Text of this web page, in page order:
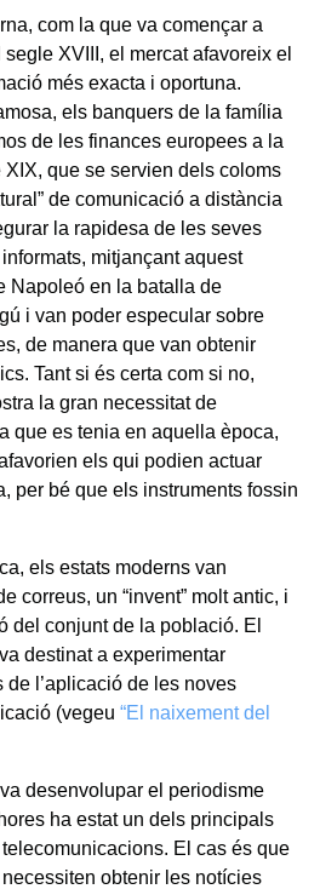
com la que va començar a
XVIII, el mercat afavoreix el
més exacta i oportuna.
els banquers de la família
de les finances europees a la
que se servien dels coloms
de comunicació a distància
la rapidesa de les seves
mitjançant aquest
Napoleó en la batalla de
i van poder especular sobre
de manera que van obtenir
Tant si és certa com si no,
la gran necessitat de
que es tenia en aquella època,
els qui podien actuar
per bé que els instruments fossin
els estats moderns van
correus, un “invent” molt antic, i
del conjunt de la població. El
destinat a experimentar
l’aplicació de les noves
(vegeu “El naixement del
desenvolupar el periodisme
ha estat un dels principals
El cas és que
obtenir les notícies